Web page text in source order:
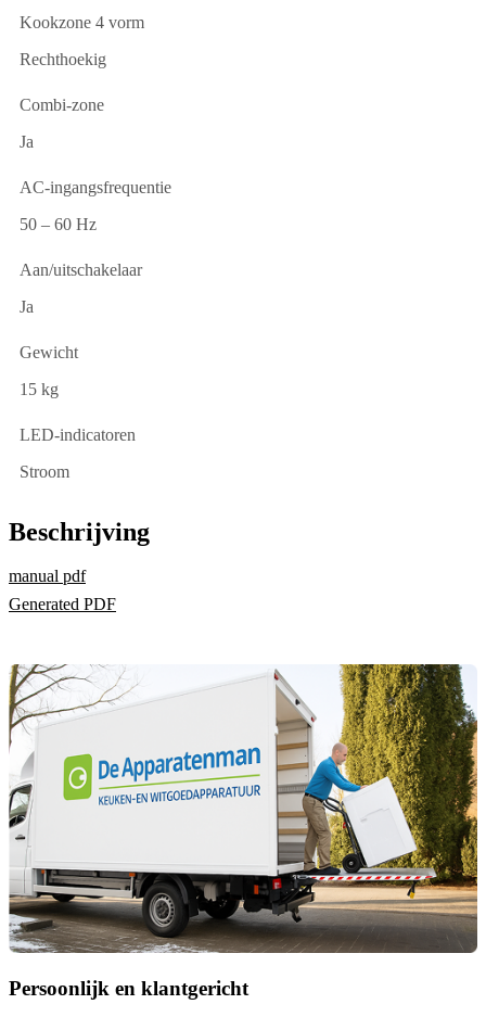
Kookzone 4 vorm
Rechthoekig
Combi-zone
Ja
AC-ingangsfrequentie
50 – 60 Hz
Aan/uitschakelaar
Ja
Gewicht
15 kg
LED-indicatoren
Stroom
Beschrijving
manual pdf
Generated PDF
Persoonlijk en klantgericht